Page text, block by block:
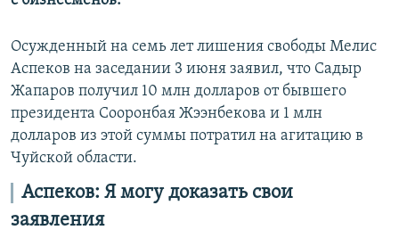
Осужденный на семь лет лишения свободы Мелис
Аспеков на заседании 3 июня заявил, что Садыр
Жапаров получил 10 млн долларов от бывшего
президента Сооронбая Жээнбекова и 1 млн
долларов из этой суммы потратил на агитацию в
Чуйской области.
Аспеков: Я могу доказать свои
заявления